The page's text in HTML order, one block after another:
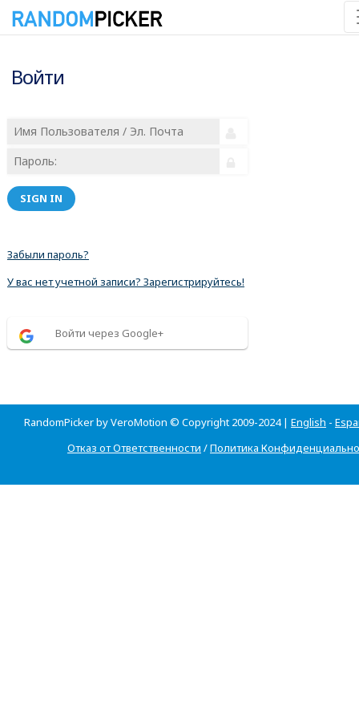
Войти
SIGN IN
Забыли пароль?
У вас нет учетной записи? Зарегистрируйтесь!
Войти через Google+
RandomPicker by VeroMotion © Copyright 2009-2024 | English -
Отказ от Ответственности /Политика